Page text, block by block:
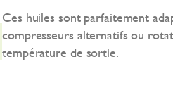
Ces huiles sont parfaitement
compresseurs alternatifs ou
température de sortie.